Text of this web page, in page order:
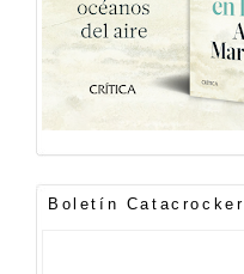
Boletín Catacrocker